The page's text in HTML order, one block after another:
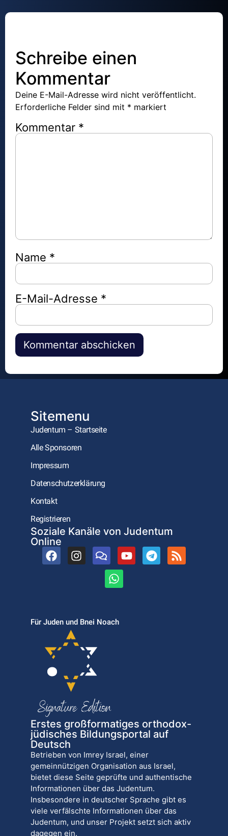
Schreibe einen
Kommentar
Deine E-Mail-Adresse wird nicht veröffentlicht.
Erforderliche Felder sind mit * markiert
Kommentar *
Name *
E-Mail-Adresse *
Alternative:
Sitemenu
Judentum – Startseite
Alle Sponsoren
Impressum
Datenschutzerklärung
Kontakt
Registrieren
Soziale Kanäle von Judentum
Online
Für Juden und Bnei Noach
Erstes großformatiges orthodox-
jüdisches Bildungsportal auf
Deutsch
Betrieben von Imrey Israel, einer
gemeinnützigen Organisation aus Israel,
bietet diese Seite geprüfte und authentische
Informationen über das Judentum.
Insbesondere in deutscher Sprache gibt es
viele verfälschte Informationen über das
Judentum, und unser Projekt setzt sich aktiv
dagegen ein.